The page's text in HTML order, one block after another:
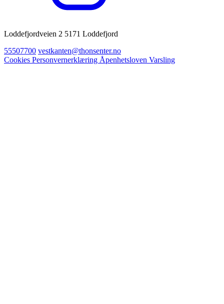
Loddefjordveien 2 5171 Loddefjord
55507700 vestkanten@thonsenter.no
Cookies Personvernerklæring Åpenhetsloven Varsling